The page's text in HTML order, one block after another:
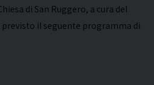
di San Ruggero, a cura del
previsto il seguente programma di